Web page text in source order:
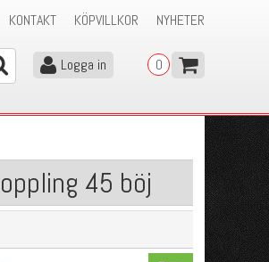
NYHETER
KÖPVILLKOR
KONTAKT
0
Logga in
45 böj